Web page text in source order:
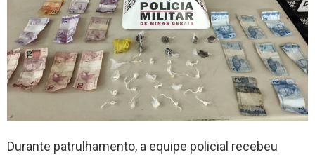
Durante patrulhamento, a equipe policial recebeu